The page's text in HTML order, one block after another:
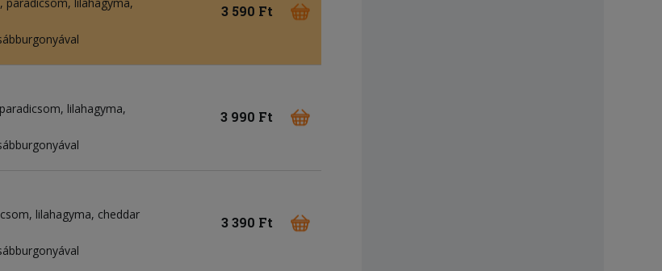
paradicsom lilahagyma
3 590 Ft
paradicsom lilahagyma
3 990 Ft
lilahagyma cheddar
3 390 Ft